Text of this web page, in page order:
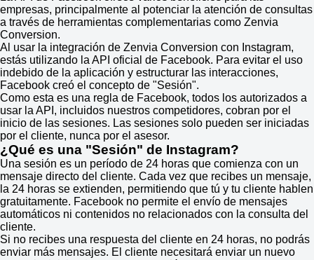
empresas, principalmente al potenciar la atención de consultas
a través de herramientas complementarias como Zenvia
Conversion.
Al usar la integración de Zenvia Conversion con Instagram,
estás utilizando la API oficial de Facebook. Para evitar el uso
indebido de la aplicación y estructurar las interacciones,
Facebook creó el concepto de "Sesión".
Como esta es una regla de Facebook, todos los autorizados a
usar la API, incluidos nuestros competidores, cobran por el
inicio de las sesiones. Las sesiones solo pueden ser iniciadas
por el cliente, nunca por el asesor.
¿Qué es una "Sesión" de Instagram?
Una sesión es un período de 24 horas que comienza con un
mensaje directo del cliente. Cada vez que recibes un mensaje,
la 24 horas se extienden, permitiendo que tú y tu cliente hablen
gratuitamente. Facebook no permite el envío de mensajes
automáticos ni contenidos no relacionados con la consulta del
cliente.
Si no recibes una respuesta del cliente en 24 horas, no podrás
enviar más mensajes. El cliente necesitará enviar un nuevo